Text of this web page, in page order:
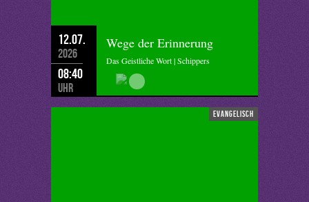
12.07.
2026
08:40
Uhr
Wege der Erinnerung
Das Geistliche Wort | Schippers
evangelisch